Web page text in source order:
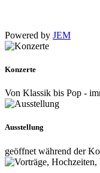
Powered by JEM
Konzerte
Von Klassik bis Pop -
Ausstellung
geöffnet während der